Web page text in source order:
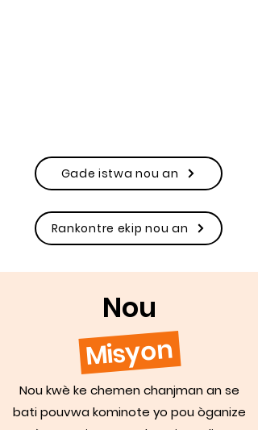
Gade istwa nou an
Rankontre ekip nou an
Nou
Misyon
Nou kwè ke chemen chanjman an se
bati pouvwa kominote yo pou òganize